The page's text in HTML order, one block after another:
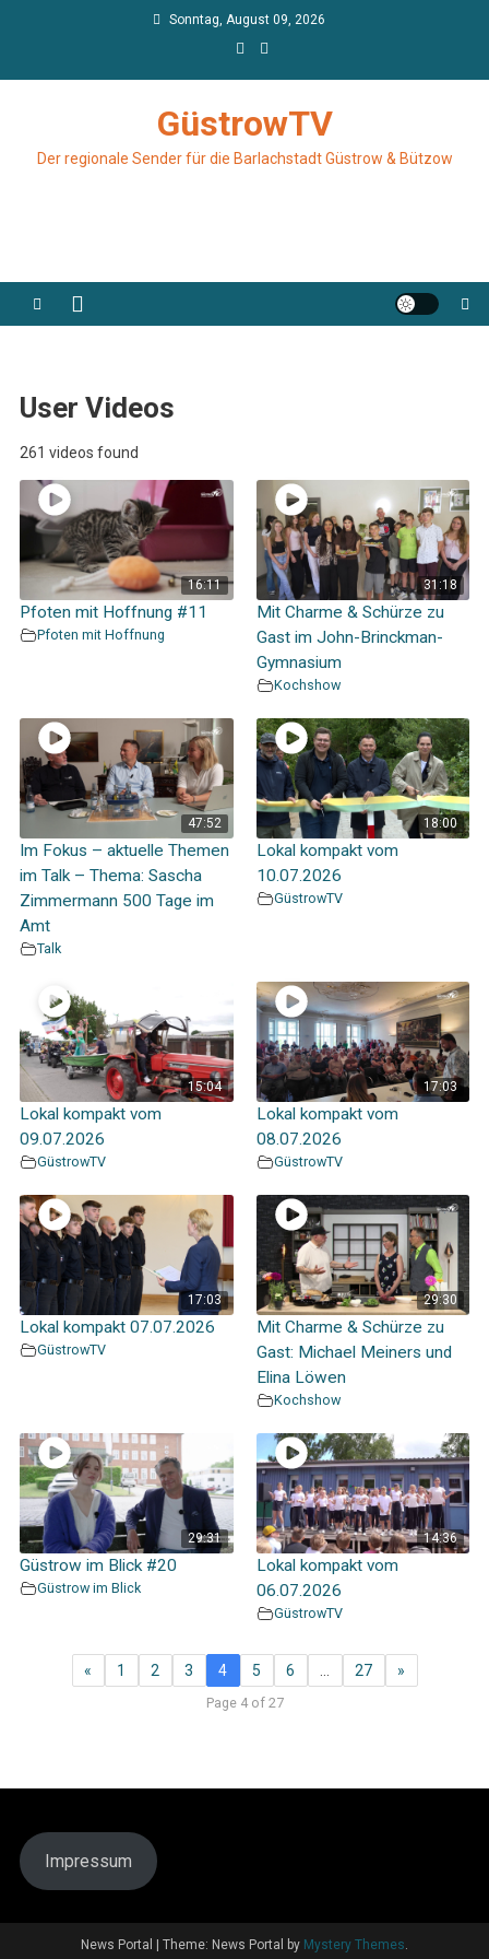
Sonntag, August 09, 2026
GüstrowTV
Der regionale Sender für die Barlachstadt Güstrow & Bützow
User Videos
261 videos found
16:11
Pfoten mit Hoffnung #11
Pfoten mit Hoffnung
31:18
Mit Charme & Schürze zu
Gast im John-Brinckman-
Gymnasium
Kochshow
47:52
Im Fokus – aktuelle Themen
im Talk – Thema: Sascha
Zimmermann 500 Tage im
Amt
Talk
18:00
Lokal kompakt vom
10.07.2026
GüstrowTV
15:04
Lokal kompakt vom
09.07.2026
GüstrowTV
17:03
Lokal kompakt vom
08.07.2026
GüstrowTV
17:03
Lokal kompakt 07.07.2026
GüstrowTV
29:30
Mit Charme & Schürze zu
Gast: Michael Meiners und
Elina Löwen
Kochshow
29:31
Güstrow im Blick #20
Güstrow im Blick
14:36
Lokal kompakt vom
06.07.2026
GüstrowTV
« 1 2 3 4 5 6 27 »
Page 4 of 27
Impressum
News Portal Theme: News Portal by Mystery Themes.